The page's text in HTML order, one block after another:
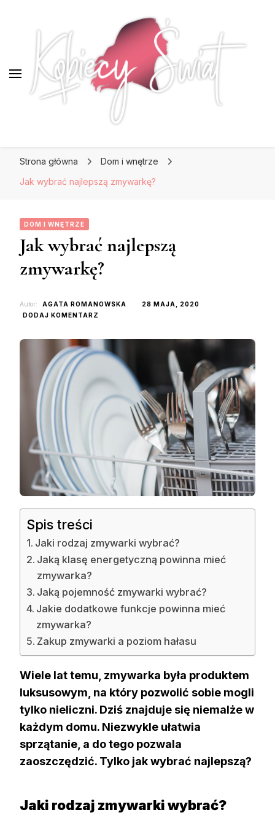
KobiecySwiat.pl
Prawdziwa strona dla Pań, które lubią być na
czasie z modą i najnowszymi trendami.
Strona główna
Dom i wnętrze
Jak wybrać najlepszą zmywarkę?
DOM I WNĘTRZE
Jak wybrać najlepszą
zmywarkę?
Autor: AGATA ROMANOWSKA
28 MAJA, 2020
DODAJ KOMENTARZ
ZMYWARKĘ?
Spis treści
Jaki rodzaj zmywarki wybrać?
Jaką klasę energetyczną powinna mieć
zmywarka?
Jaką pojemność zmywarki wybrać?
Jakie dodatkowe funkcje powinna mieć
zmywarka?
Zakup zmywarki a poziom hałasu
Wiele lat temu, zmywarka była produktem
luksusowym, na który pozwolić sobie mogli
tylko nieliczni. Dziś znajduje się niemalże w
każdym domu. Niezwykle ułatwia
sprzątanie, a do tego pozwala
zaoszczędzić. Tylko jak wybrać najlepszą?
Jaki rodzaj zmywarki wybrać?